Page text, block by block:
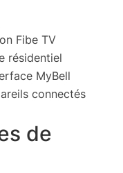
Fibe TV
résidentiel
MyBell
connectés
de